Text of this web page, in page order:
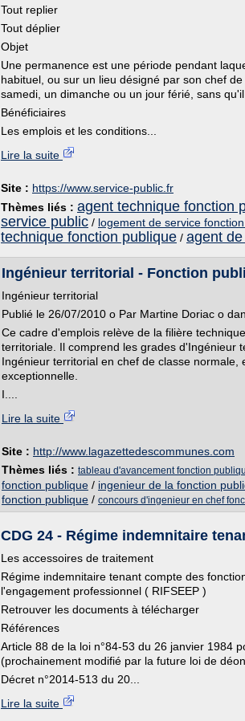
Tout replier
Tout déplier
Objet
Une permanence est une période pendant
habituel, ou sur un lieu désigné par son chef
samedi, un dimanche ou un jour férié, sans
Bénéficiaires
Les emplois et les conditions...
Lire la suite
Site : https://www.service-public.fr
Thèmes liés : agent technique fonction
service public / logement de service
technique fonction publique / agent
Ingénieur territorial - Fonction
Ingénieur territorial
Publié le 26/07/2010 o Par Martine Doriac o
Ce cadre d'emplois relève de la filière
territoriale. Il comprend les grades d'Ingénieur
Ingénieur territorial en chef de classe
exceptionnelle.
I....
Lire la suite
Site : http://www.lagazettedescommunes.com
Thèmes liés : tableau d'avancement fonction
fonction publique / ingenieur de la fonction
fonction publique / concours d'ingenieur en chef
CDG 24 - Régime indemnitaire
Les accessoires de traitement
Régime indemnitaire tenant compte des
l'engagement professionnel ( RIFSEEP )
Retrouver les documents à télécharger
Références
Article 88 de la loi n°84-53 du 26 janvier 1984
(prochainement modifié par la future loi de
Décret n°2014-513 du 20...
Lire la suite